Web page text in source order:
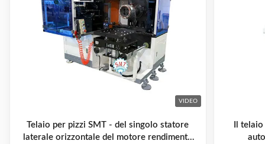
VIDEO
Telaio per pizzi SMT - del singolo statore
laterale orizzontale del motore rendimento
Il